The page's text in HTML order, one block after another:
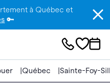
à Québec et
🔑
Québec Sainte-Foy-